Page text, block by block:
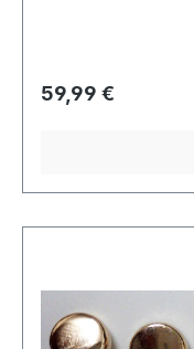
nicht
ausverkauft und
Regulärer Preis:
59,99 €